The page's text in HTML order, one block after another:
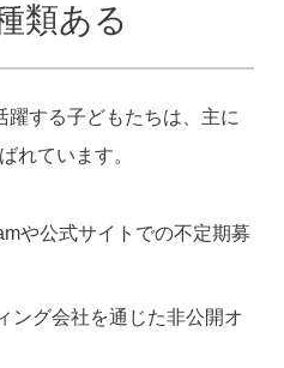
類ある
する子どもたちは、主に
れています。
や公式サイトでの不定期募
ング会社を通じた非公開オ